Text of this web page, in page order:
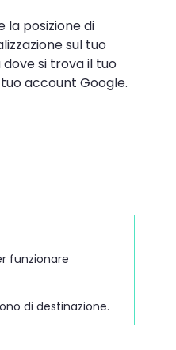
la posizione di
sul tuo
dove si trova il tuo
account Google.
funzionare
di destinazione.